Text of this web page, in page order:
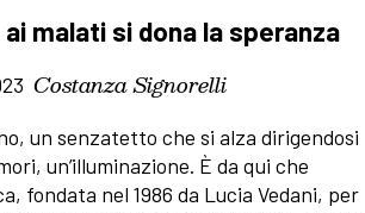
malati si dona la speranza
Costanza Signorelli
un senzatetto che si alza dirigendosi
un’illuminazione. È da qui che
fondata nel 1986 da Lucia Vedani, per